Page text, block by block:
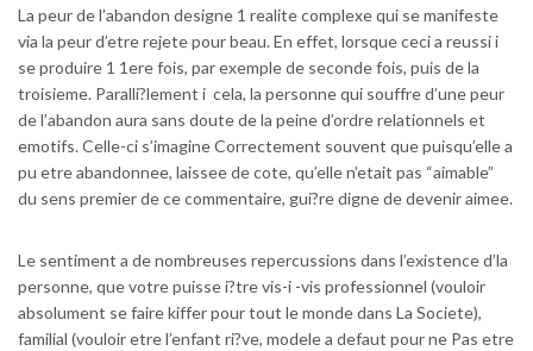
La peur de l’abandon designe 1 realite complexe qui se manifeste
via la peur d’etre rejete pour beau. En effet, lorsque ceci a reussi i
se produire 1 1ere fois, par exemple de seconde fois, puis de la
troisieme. Paralli?lement i cela, la personne qui souffre d’une peur
de l’abandon aura sans doute de la peine d’ordre relationnels et
emotifs. Celle-ci s’imagine Correctement souvent que puisqu’elle a
pu etre abandonnee, laissee de cote, qu’elle n’etait pas “aimable”
du sens premier de ce commentaire, gui?re digne de devenir aimee.
Le sentiment a de nombreuses repercussions dans l’existence d’la
personne, que votre puisse i?tre vis-i -vis professionnel (vouloir
absolument se faire kiffer pour tout le monde dans La Societe),
familial (vouloir etre l’enfant ri?ve, modele a defaut pour ne Pas etre